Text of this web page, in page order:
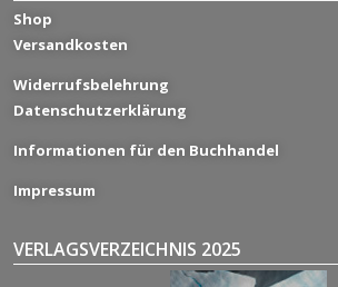
Shop
Versandkosten
Widerrufsbelehrung
Datenschutzerklärung
Informationen für den Buchhandel
Impressum
VERLAGSVERZEICHNIS 2025